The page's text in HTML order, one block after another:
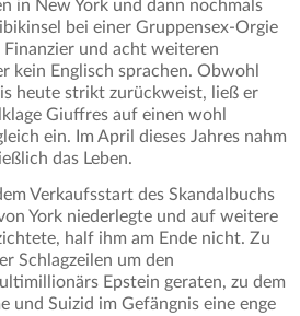
in New York und dann nochmals
bei einer Gruppensex-Orgie
und acht weiteren
kein Englisch sprachen. Obwohl
heute strikt zurückweist, ließ er
Giuffres auf einen wohl
ein. Im April dieses Jahres nahm
das Leben.
Verkaufsstart des Skandalbuchs
York niederlegte und auf weitere
half ihm am Ende nicht. Zu
Schlagzeilen um den
Epstein geraten, zu dem
und Suizid im Gefängnis eine enge